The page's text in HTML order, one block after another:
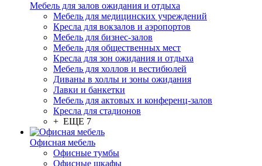
Мебель для залов ожидания и отдыха
Мебель для медицинских учреждений
Кресла для вокзалов и аэропортов
Мебель для бизнес-залов
Мебель для общественных мест
Кресла для зон ожидания и отдыха
Мебель для холлов и вестибюлей
Диваны в холлы и зоны ожидания
Лавки и банкетки
Мебель для актовых и конференц-залов
Кресла для стадионов
+ ЕЩЕ 7
Офисная мебель
Офисные тумбы
Офисные шкафы